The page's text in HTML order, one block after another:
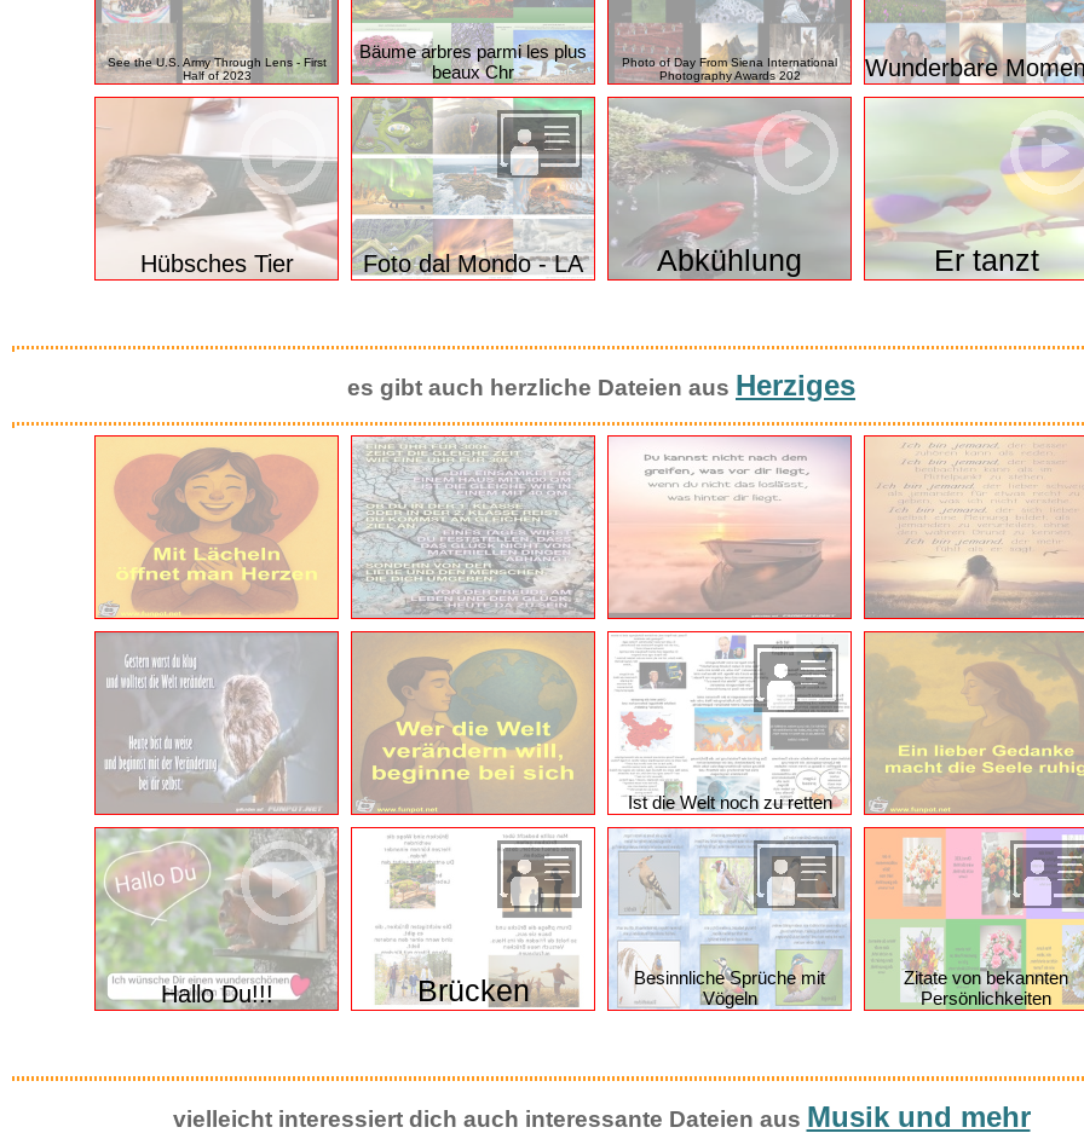
See the U.S. Army Through Lens - First
Half of 2023
Bäume arbres parmi les plus
beaux Chr
Photo of Day From Siena International
Photography Awards 202
Wunderbare
Abkühlung Er tanzt
es gibt auch herzliche Dateien ausHerziges
Ist die Welt noch zu retten
Hallo Du!!! Brücken
Besinnliche Sprüche mit
Zitate von bekannten